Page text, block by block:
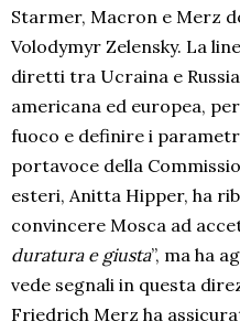
Starmer, Macron e Merz
Volodymyr Zelensky. La
diretti tra Ucraina e
americana ed europea,
fuoco e definire i
portavoce della
esteri, Anitta Hipper, ha
convincere Mosca ad
duratura e giusta”, ma ha
vede segnali in questa
Friedrich Merz ha